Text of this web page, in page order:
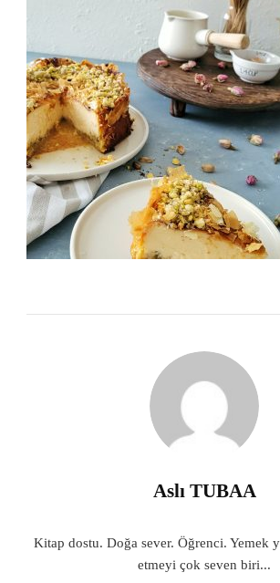
Aslı TUBAA
Kitap dostu. Doğa sever. Öğrenci. Yemek
etmeyi çok seven biri...